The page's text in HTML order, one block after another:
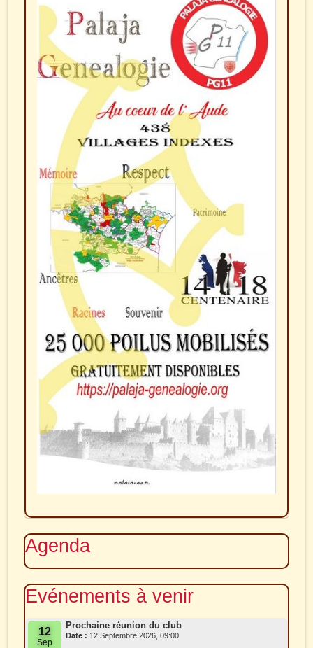
Agenda
Evénements à venir
12
Sep
Prochaine réunion du club
Date : 12 Septembre 2026, 09:00